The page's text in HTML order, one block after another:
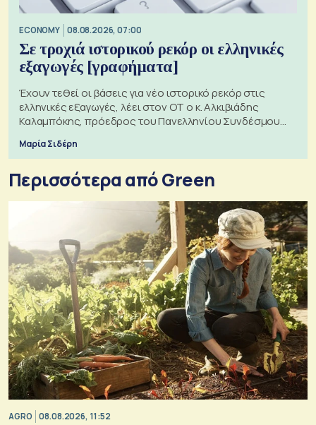
ECONOMY 08.08.2026, 07:00
Σε τροχιά ιστορικού ρεκόρ οι ελληνικές
εξαγωγές [γραφήματα]
Έχουν τεθεί οι βάσεις για νέο ιστορικό ρεκόρ στις
ελληνικές εξαγωγές, λέει στον ΟΤ ο κ. Αλκιβιάδης
Καλαμπόκης, πρόεδρος του Πανελληνίου Συνδέσμου
Μαρία Σιδέρη
Περισσότερα από Green
AGRO 08.08.2026, 11:52